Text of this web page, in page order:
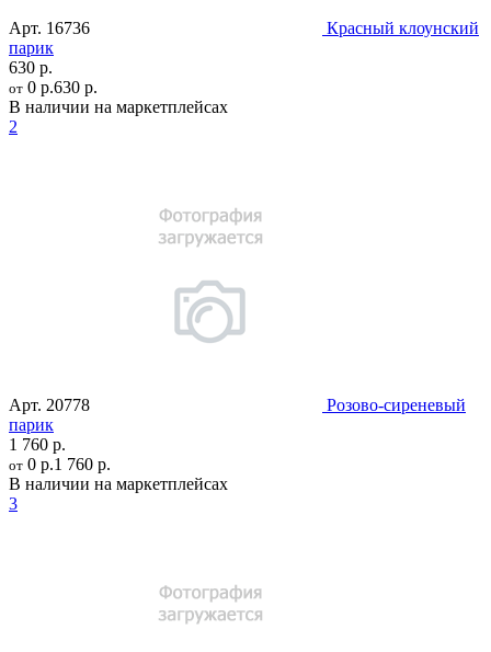
Арт. 16736
Красный клоунский
парик
630 р.
от 0 р.630 р.
В наличии на маркетплейсах
2
Арт. 20778
Розово-сиреневый
парик
1 760 р.
от 0 р.1 760 р.
В наличии на маркетплейсах
3